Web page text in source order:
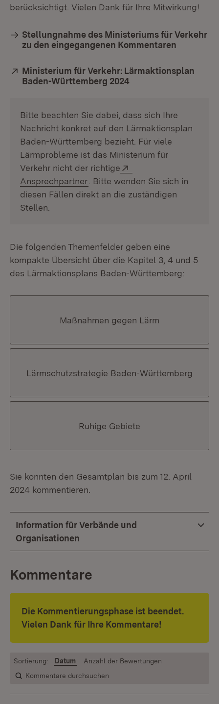
berücksichtigt. Vielen Dank für Ihre Mitwirkung!
Stellungnahme des Ministeriums für Verkehr
zu den eingegangenen Kommentaren
Extern:
Ministerium für Verkehr: Lärmaktionsplan
Baden-Württemberg 2024
Bitte beachten Sie dabei, dass sich Ihre
Nachricht konkret auf den Lärmaktionsplan
Baden-Württemberg bezieht. Für viele
Lärmprobleme ist das Ministerium für
Verkehr nicht der richtige
Ansprechpartner (Öffnet in neuem Fenster)
. Bitte wenden Sie sich in
diesen Fällen direkt an die zuständigen
Stellen.
Die folgenden Themenfelder geben eine
kompakte Übersicht über die Kapitel 3, 4 und 5
des Lärmaktionsplans Baden-Württemberg:
Maßnahmen gegen Lärm
Lärmschutzstrategie Baden-Württemberg
Ruhige Gebiete
Sie konnten den Gesamtplan bis zum 12. April
2024 kommentieren.
Information für Verbände und
Organisationen
Kommentare
Die Kommentierungsphase ist beendet.
Vielen Dank für Ihre Kommentare!
Kommentare durchsuchen
Sortierung: Datum Anzahl der Bewertungen